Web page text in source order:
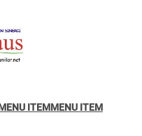
ITEMMENU ITEM